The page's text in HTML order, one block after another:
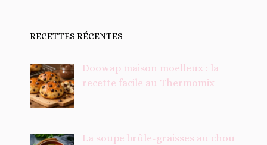
RECETTES RÉCENTES
Doowap maison moelleux : la
recette facile au Thermomix
La soupe brûle-graisses au chou